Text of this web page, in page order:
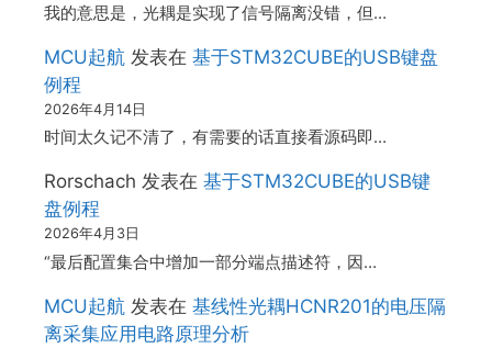
我的意思是，光耦是实现了信号隔离没错，但…
MCU起航 发表在 基于STM32CUBE的USB键盘
例程
2026年4月14日
时间太久记不清了，有需要的话直接看源码即…
Rorschach 发表在 基于STM32CUBE的USB键
盘例程
2026年4月3日
“最后配置集合中增加一部分端点描述符，因…
MCU起航 发表在 基线性光耦HCNR201的电压隔
离采集应用电路原理分析